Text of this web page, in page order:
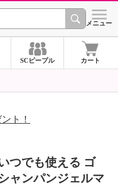
シ
メニュー
SCピープル カート
ト！
つでも使える ゴ
ャンパンジェルマ